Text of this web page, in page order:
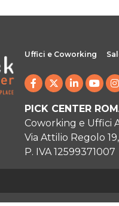
Uffici e Coworking
PICK CENTER
Coworking e Uffici
Via Attilio Regolo
P. IVA 12599371007